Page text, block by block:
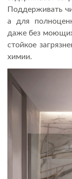
Поддерживать
а для
даже без моющих
стойкое
химии.